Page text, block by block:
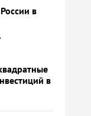
в
в